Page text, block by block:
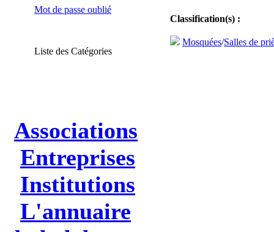
Mot de passe oublié
Liste des Catégories
Associations
Entreprises
Institutions
L'annuaire
Classification(s) :
Mosquées/Salles de